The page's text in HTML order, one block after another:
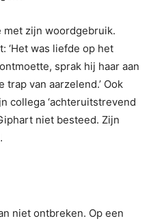
met zijn woordgebruik.
‘Het was liefde op het
sprak hij haar aan
van aarzelend.’ Ook
collega ‘achteruitstrevend
niet besteed. Zijn
niet ontbreken. Op een